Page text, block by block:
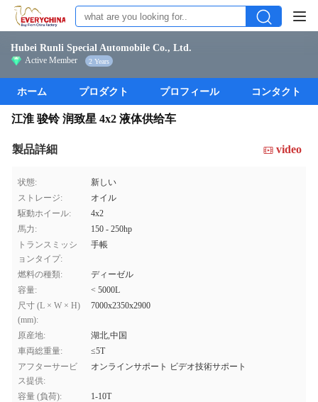
Hubei Runli Special Automobile Co., Ltd.
Active Member 2 Years
ホーム プロダクト プロフィール コンタクト
江淮 骏铃 润致星 4x2 液体供给车
製品詳細 video
状態:
新しい
ストレージ:
オイル
駆動ホイール:
4x2
馬力:
150 - 250hp
トランスミッシ
ョンタイプ:
手帳
燃料の種類:
ディーゼル
容量:
< 5000L
尺寸 (L × W × H)
(mm):
7000x2350x2900
原産地:
湖北,中国
車両総重量:
≤5T
アフターサービ
ス提供:
オンラインサポート ビデオ技術サポート
容量 (負荷):
1-10T